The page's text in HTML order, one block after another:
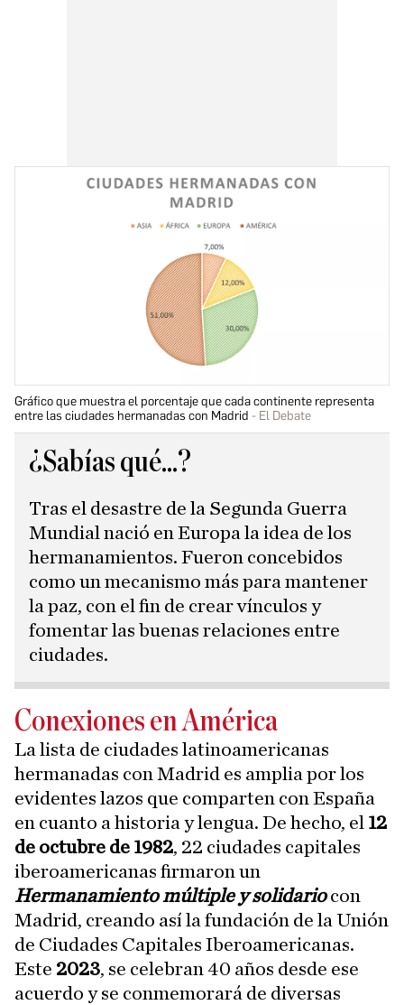
Gráfico que muestra el porcentaje que cada continente representa
entre las ciudades hermanadas con Madrid
El Debate
¿Sabías qué...?
Tras el desastre de la Segunda Guerra
Mundial nació en Europa la idea de los
hermanamientos. Fueron concebidos
como un mecanismo más para mantener
la paz, con el fin de crear vínculos y
fomentar las buenas relaciones entre
ciudades.
Conexiones en América
La lista de ciudades latinoamericanas
hermanadas con Madrid es amplia por los
evidentes lazos que comparten con España
en cuanto a historia y lengua. De hecho, el 12
de octubre de 1982, 22 ciudades capitales
iberoamericanas firmaron un
Hermanamiento múltiple y solidariocon
Madrid, creando así la fundación de la Unión
de Ciudades Capitales Iberoamericanas.
Este 2023, se celebran 40 años desde ese
acuerdo y se conmemorará de diversas